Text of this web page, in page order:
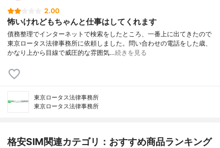
2.00
怖いけれどもちゃんと仕事はしてくれます
債務整理でインターネットで検索をしたところ、一番上に出てきたので
東京ロータス法律事務所に依頼しました。問い合わせの電話をした歳、
かなり上から目線で威圧的な雰囲気…続きを見る
東京ロータス法律事務所
東京ロータス法律事務所
格安SIM関連カテゴリ：おすすめ商品ランキング